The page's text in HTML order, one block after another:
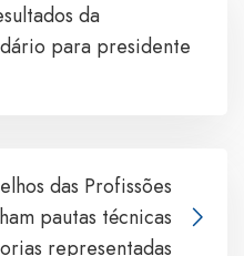
da
para presidente
das Profissões
pautas técnicas
representadas